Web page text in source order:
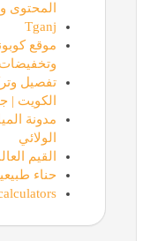
المحتوى
Tganj
موقع
تفصيل
الكويت |
مدونة
الولائي
القيم
حناء